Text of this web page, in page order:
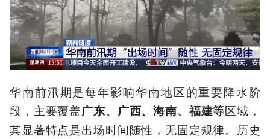
华南前汛期是每年影响华南地区的重要降水阶
段，主要覆盖广东、广西、海南、福建等区域，
其显著特点是出场时间随性，无固定规律。历史